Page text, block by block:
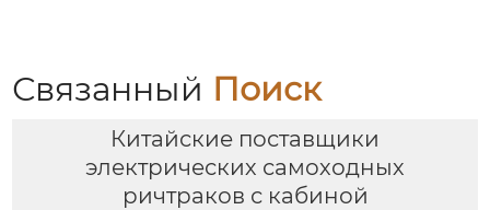
Связанный Поиск
Китайские поставщики
электрических самоходных
ричтраков с кабиной